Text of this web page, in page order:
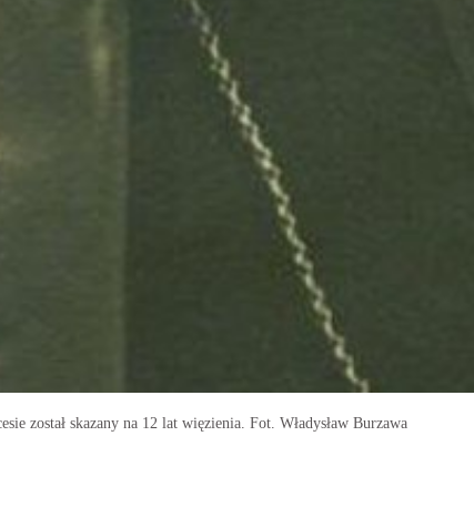
został skazany na 12 lat więzienia. Fot. Władysław Burzawa